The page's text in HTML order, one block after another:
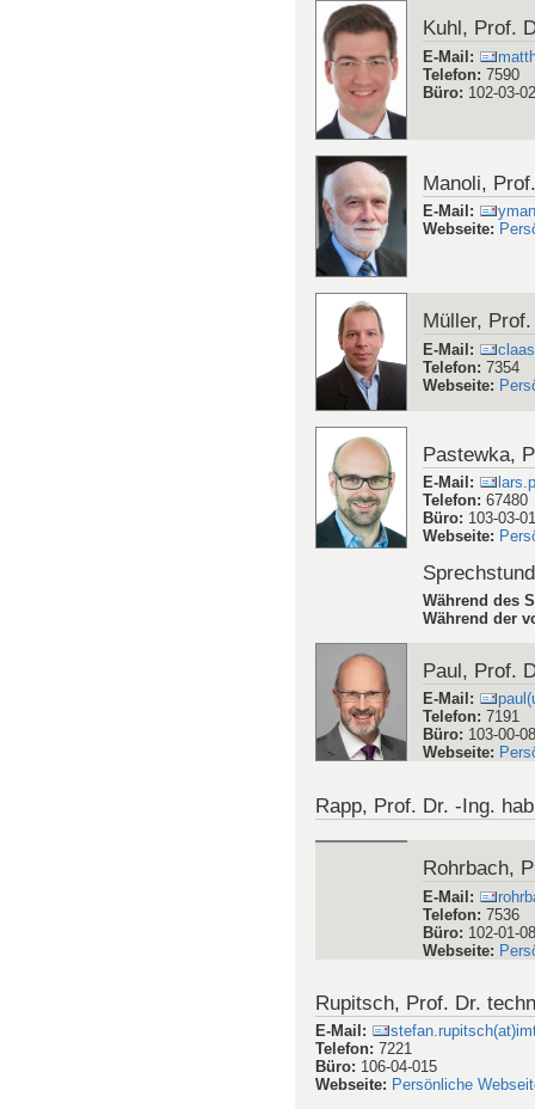
Kuhl, Prof.
E-Mail:
Telefon:7590
Büro: 102-03-
Manoli,
E-Mail :
Webseite:
Müller,
E-Mail:
Telefon:7354
Webseite:
Pastewka,
E-Mail :
Telefon:67480
Büro: 103-03-
Webseite:
Während des
Während der
Paul, Prof.
E-Mail :
Telefon:7191
Büro: 103-00-
Webseite:
Rapp, Prof. Dr. -Ing.
Rohrbach,
E-Mail :
Telefon:7536
Büro: 102-01-
Webseite:
Rupitsch, Prof. Dr.
E-Mail :
Telefon: 7221
Büro: 106-04-015
Webseite: Persönliche